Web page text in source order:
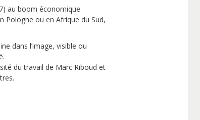
au boom économique
Pologne ou en Afrique du Sud,
dans l’image, visible ou
du travail de Marc Riboud et